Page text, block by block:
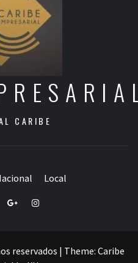
CARIBE
Local
Google+Instagram
reservados | Theme: Caribe